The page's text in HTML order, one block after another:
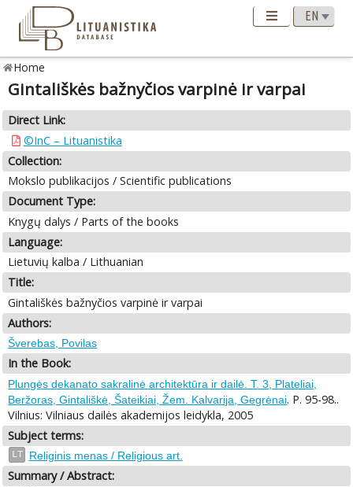
Home
Gintališkės bažnyčios varpinė ir varpai
Direct Link:
©InC – Lituanistika
Collection:
Mokslo publikacijos / Scientific publications
Document Type:
Knygų dalys / Parts of the books
Language:
Lietuvių kalba / Lithuanian
Title:
Gintališkės bažnyčios varpinė ir varpai
Authors:
Šverebas, Povilas
In the Book:
Plungės dekanato sakralinė architektūra ir dailė. T. 3, Plateliai,
Beržoras, Gintališkė, Šateikiai, Žem. Kalvarija, Gegrėnai. P. 95-98..
Vilnius: Vilniaus dailės akademijos leidykla, 2005
Subject terms:
LT Religinis menas / Religious art.
Summary / Abstract: